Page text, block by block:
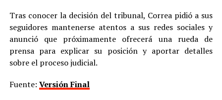
Tras conocer la decisión del tribunal, Correa pidió a sus
seguidores mantenerse atentos a sus redes sociales y
anunció que próximamente ofrecerá una rueda de
prensa para explicar su posición y aportar detalles
sobre el proceso judicial.
Fuente: Versión Final